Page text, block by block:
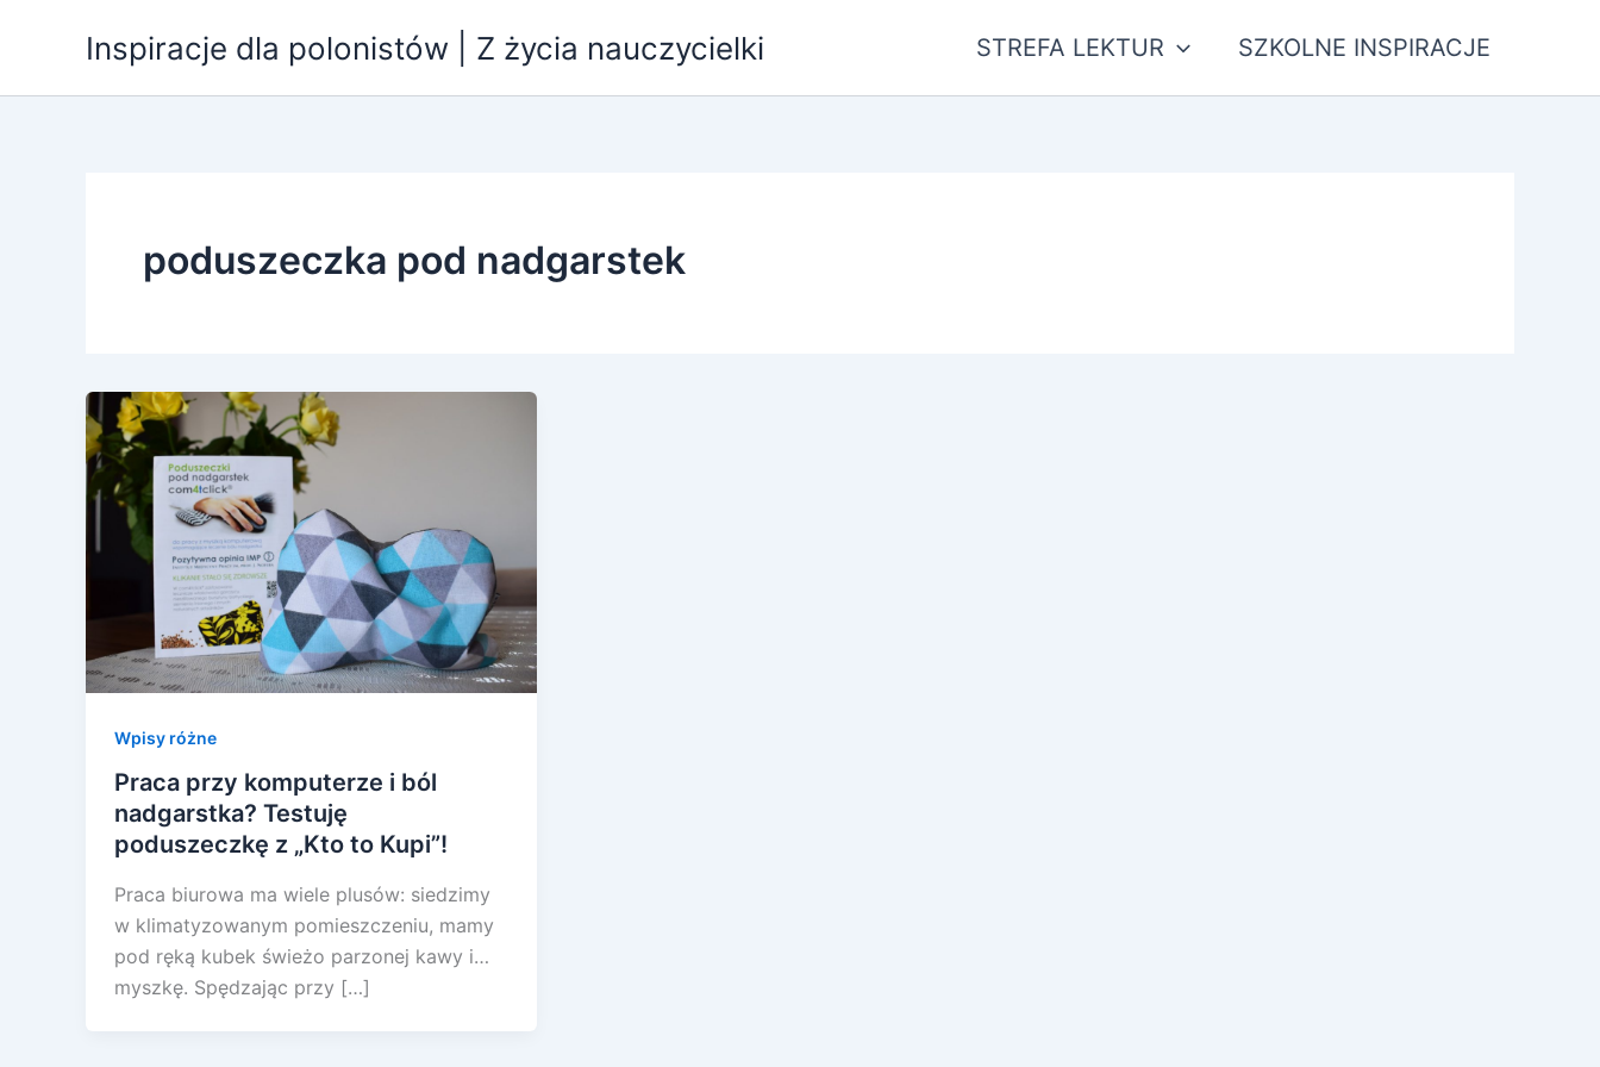
Inspiracje dla polonistów | Z życia nauczycielki STREFA LEKTUR SZKOLNE INSPIRACJE
poduszeczka pod nadgarstek
Wpisy różne
Praca przy komputerze i ból
nadgarstka? Testuję
poduszeczkę z „Kto to Kupi”!
Praca biurowa ma wiele plusów: siedzimy
w klimatyzowanym pomieszczeniu, mamy
pod ręką kubek świeżo parzonej kawy i…
myszkę. Spędzając przy […]